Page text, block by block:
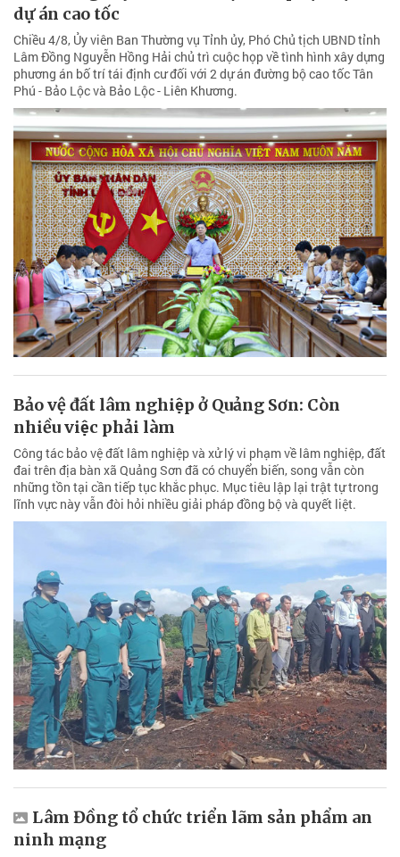
dự án cao tốc
Chiều 4/8, Ủy viên Ban Thường vụ Tỉnh ủy, Phó Chủ tịch UBND tỉnh
Lâm Đồng Nguyễn Hồng Hải chủ trì cuộc họp về tình hình xây dựng
phương án bố trí tái định cư đối với 2 dự án đường bộ cao tốc Tân
Phú - Bảo Lộc và Bảo Lộc - Liên Khương.
Bảo vệ đất lâm nghiệp ở Quảng Sơn: Còn
nhiều việc phải làm
Công tác bảo vệ đất lâm nghiệp và xử lý vi phạm về lâm nghiệp, đất
đai trên địa bàn xã Quảng Sơn đã có chuyển biến, song vẫn còn
những tồn tại cần tiếp tục khắc phục. Mục tiêu lập lại trật tự trong
lĩnh vực này vẫn đòi hỏi nhiều giải pháp đồng bộ và quyết liệt.
Lâm Đồng tổ chức triển lãm sản phẩm an
ninh mạng